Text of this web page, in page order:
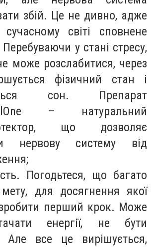
збій. Це не дивно, адже
світі сповнене
у стані стресу,
може розслабитися, через
фізичний стан і
сон. Препарат
– натуральний
що дозволяє
нервову систему від
Погодьтеся, що багато
для досягнення якої
перший крок. Може
енергії, не бути
Але все це вирішується,